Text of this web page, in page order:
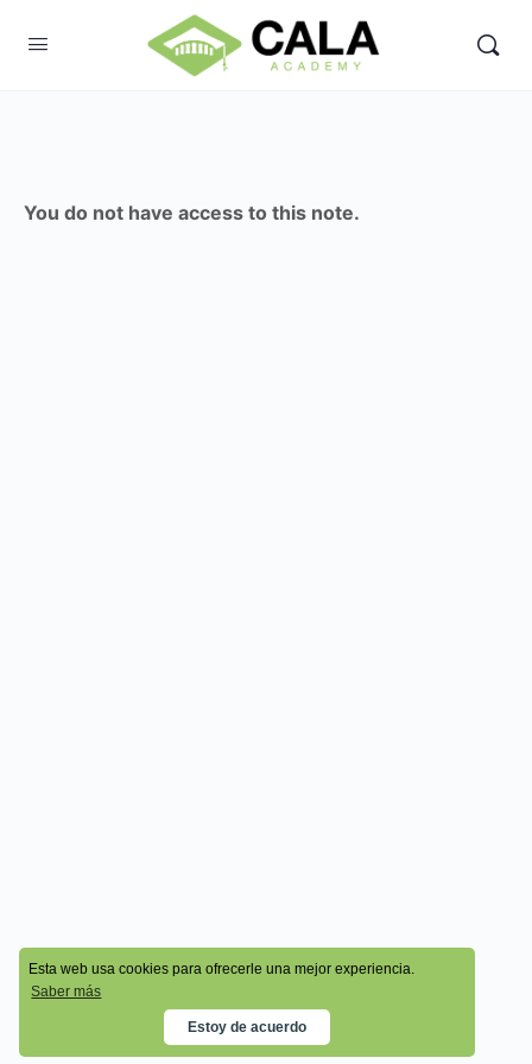
Esta web usa cookies para ofrecerle una mejor experiencia.
Saber más
Estoy de acuerdo
You do not have access to this note.
© 2026 - Cala Academy